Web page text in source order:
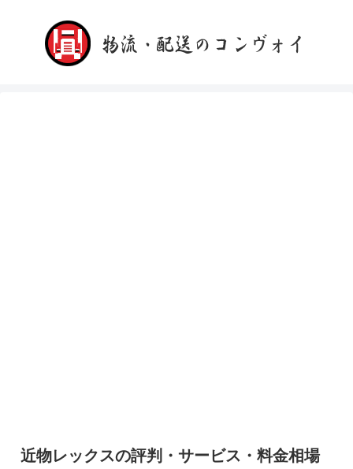
近物レックスの評判・サービス・料金相場